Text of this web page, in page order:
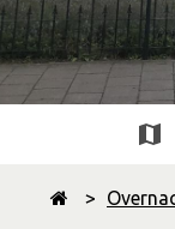
>